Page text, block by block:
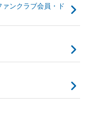
ンクラブ会員・ド